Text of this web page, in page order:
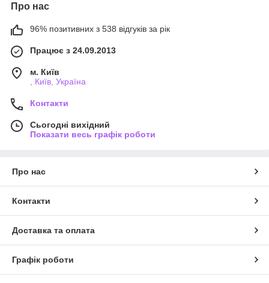
Про нас
96% позитивних з 538 відгуків за рік
Працює з 24.09.2013
м. Київ
, Київ, Україна
Контакти
Сьогодні вихідний
Показати весь графік роботи
Про нас
Контакти
Доставка та оплата
Графік роботи